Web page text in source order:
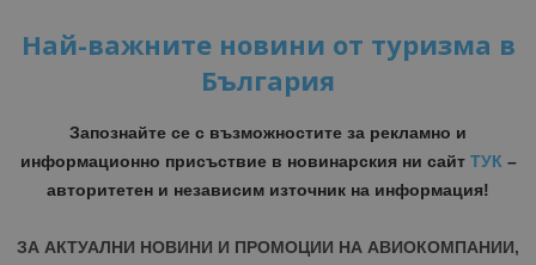
Най-важните новини от туризма в
България
Запознайте се с възможностите за рекламно и
информационно присъствие в новинарския ни сайт ТУК–
авторитетен и независим източник на информация!
ЗА АКТУАЛНИ НОВИНИ И ПРОМОЦИИ НА АВИОКОМПАНИИ,